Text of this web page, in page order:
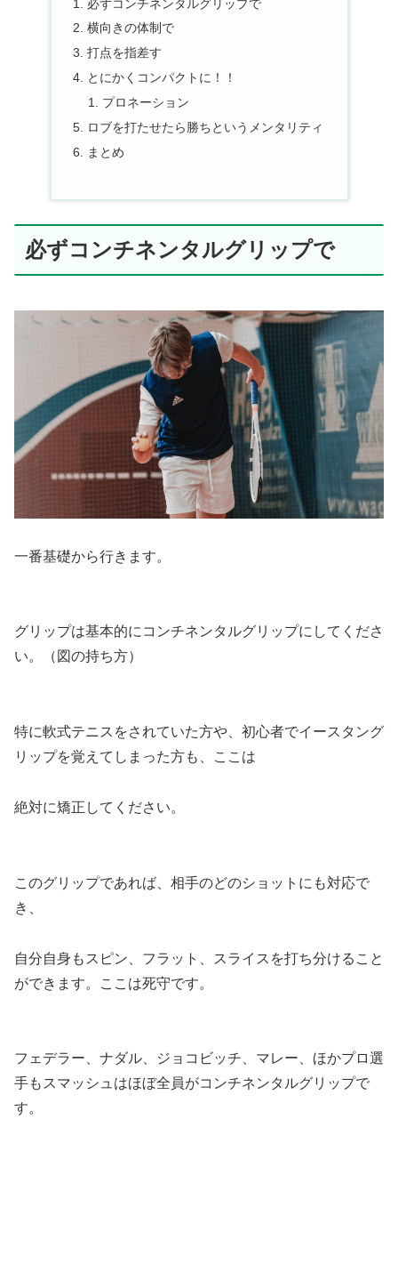
必ずコンチネンタルグリップで
横向きの体制で
打点を指差す
とにかくコンパクトに！！
プロネーション
ロブを打たせたら勝ちというメンタリティ
まとめ
必ずコンチネンタルグリップで
一番基礎から行きます。
グリップは基本的にコンチネンタルグリップにしてくださ
い。（図の持ち方）
特に軟式テニスをされていた方や、初心者でイースタング
リップを覚えてしまった方も、ここは
絶対に矯正してください。
このグリップであれば、相手のどのショットにも対応で
き、
自分自身もスピン、フラット、スライスを打ち分けること
ができます。ここは死守です。
フェデラー、ナダル、ジョコビッチ、マレー、ほかプロ選
手もスマッシュはほぼ全員がコンチネンタルグリップで
す。